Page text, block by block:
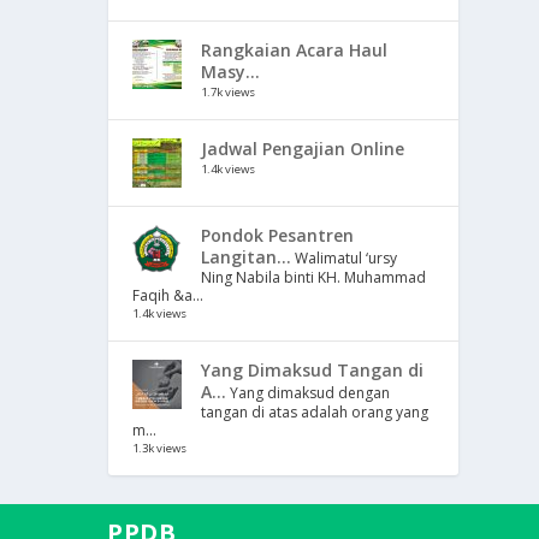
Rangkaian Acara Haul
Masy...
1.7k views
Jadwal Pengajian Online
1.4k views
Pondok Pesantren
Langitan... Walimatul ‘ursy
Ning Nabila binti KH. Muhammad
Faqih &a...
1.4k views
Yang Dimaksud Tangan di
A... Yang dimaksud dengan
tangan di atas adalah orang yang
m...
1.3k views
PPDB